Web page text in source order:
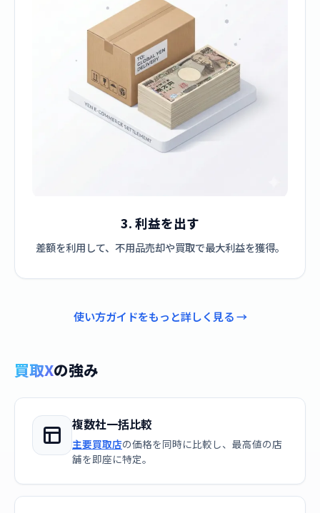
3. 利益を出す
差額を利用して、不用品売却や買取で最大利益を獲得。
使い方ガイドをもっと詳しく見る →
買取Xの強み
複数社一括比較
主要買取店の価格を同時に比較し、最高値の店
舗を即座に特定。